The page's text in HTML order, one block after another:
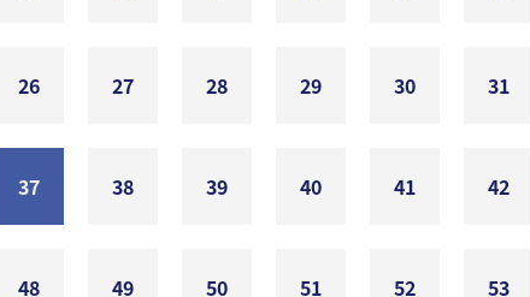
26 27 28 29 30 31
37 38 39 40 41 42
48 49 50 51 52 53